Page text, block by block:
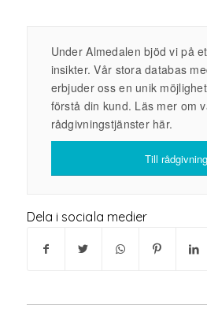
Under Almedalen bjöd vi på
insikter. Vår stora databas
erbjuder oss en unik
förstå din kund. Läs mer om
rådgivningstjänster här.
Till rådgivning
Dela i sociala medier